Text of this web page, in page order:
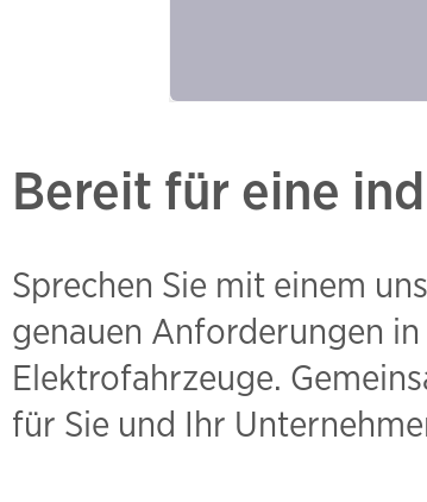
Bereit für eine
Sprechen Sie mit einem
genauen Anforderungen
Elektrofahrzeuge.
für Sie und Ihr